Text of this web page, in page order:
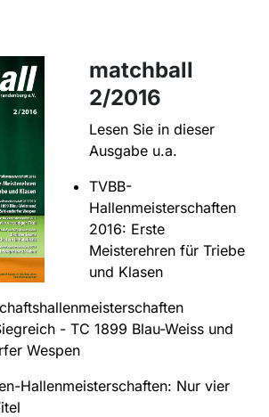
matchball
2/2016
Lesen Sie in dieser
Ausgabe u.a.
TVBB-
Hallenmeisterschaften
2016: Erste
Meisterehren für Triebe
und Klasen
- TC 1899 Blau-Weiss und
Wespen
Hallenmeisterschaften: Nur vier